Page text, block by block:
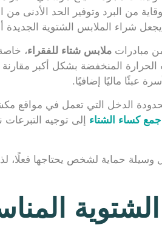
من البرد وتوفير الحد الأدنى
يجعل شراء الملابس الشتوية الجديدة
مبادرات ملابس شتاء للفقراء،
المنخفضة بشكل أكبر مقارنة
عبئًا ماليًا إضافيًا.
الدخل التي تعمل في مواقع
جمع كساء الشتاء إلى توجيه
وسيلة حماية لشخص يحتاجها فعلًا،